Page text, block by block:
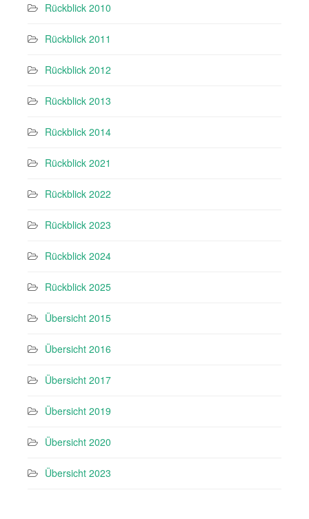
Rückblick 2010
Rückblick 2011
Rückblick 2012
Rückblick 2013
Rückblick 2014
Rückblick 2021
Rückblick 2022
Rückblick 2023
Rückblick 2024
Rückblick 2025
Übersicht 2015
Übersicht 2016
Übersicht 2017
Übersicht 2019
Übersicht 2020
Übersicht 2023